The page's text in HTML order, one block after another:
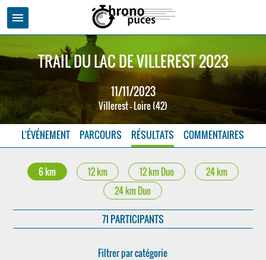
menu
TRAIL DU LAC DE VILLEREST 2023
11/11/2023
Villerest - Loire (42)
L'ÉVÉNEMENT PARCOURS RÉSULTATS COMMENTAIRES
6 km 12 km 12 km Duo
24 km
24 km Duo
71 PARTICIPANTS
Filtrer par catégorie